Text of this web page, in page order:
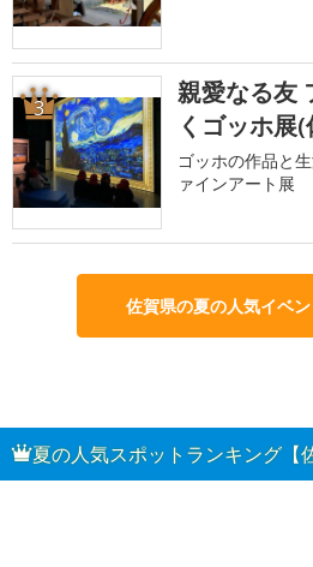
3
親愛なる友
くゴッホ展
ゴッホの作品と
ァインアート展
佐賀県の夏の人気イベ
夏の人気スポットランキング【